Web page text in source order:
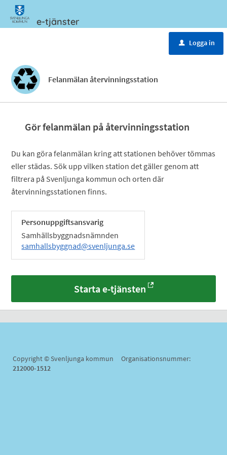
e-tjänster
u Logga in
Felanmälan återvinningsstation
Gör felanmälan på återvinningsstation
Du kan göra felanmälan kring att stationen behöver tömmas
eller städas. Sök upp vilken station det gäller genom att
filtrera på Svenljunga kommun och orten där
återvinningsstationen finns.
Personuppgiftsansvarig
Samhällsbyggnadsnämnden
samhallsbyggnad@svenljunga.se
Starta e-tjänsten
Copyright © Svenljunga kommun Organisationsnummer:
212000-1512